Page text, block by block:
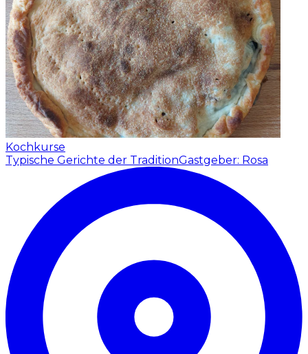
Kochkurse
Typische Gerichte der TraditionGastgeber: Rosa